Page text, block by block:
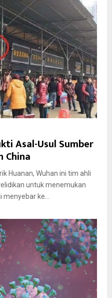
Asal-Usul Sumber
China
Huanan, Wuhan ini tim ahli
untuk menemukan
ke...